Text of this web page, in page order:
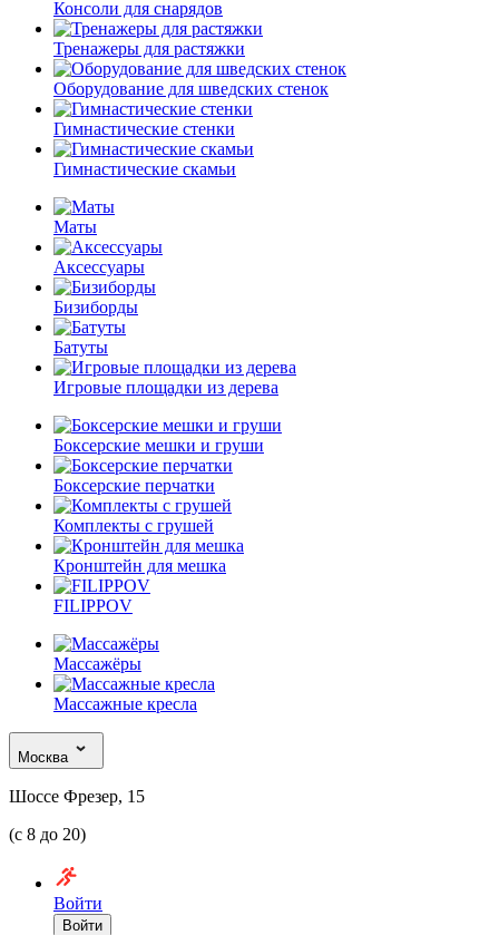
Консоли для снарядов
Тренажеры для растяжки
Оборудование для шведских стенок
Гимнастические стенки
Гимнастические скамьи
Маты
Аксессуары
Бизиборды
Батуты
Игровые площадки из дерева
Боксерские мешки и груши
Боксерские перчатки
Комплекты с грушей
Кронштейн для мешка
FILIPPOV
Массажёры
Массажные кресла
Москва
Шоссе Фрезер, 15
(с 8 до 20)
Войти
Войти